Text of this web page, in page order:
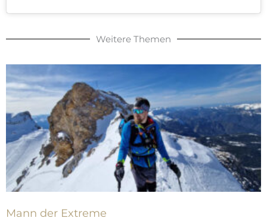
Weitere Themen
Mann der Extreme